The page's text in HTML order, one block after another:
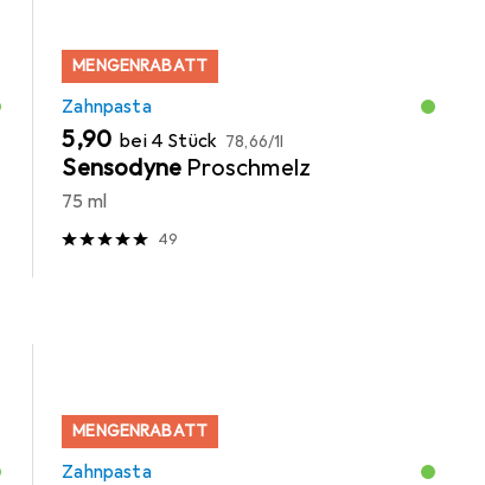
MENGENRABATT
Zahnpasta
EUR
5,90 bei 4 Stück EUR
78,66/1l
Sensodyne Proschmelz
75 ml
49
MENGENRABATT
Zahnpasta